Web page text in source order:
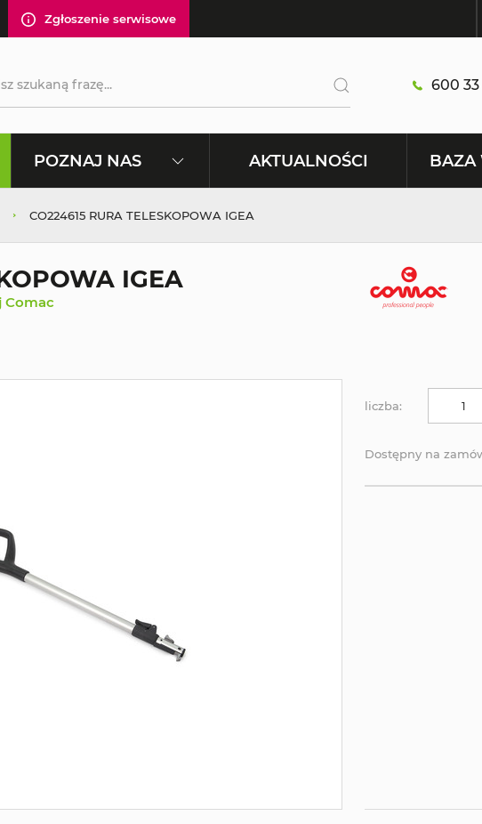
Zgłoszenie serwisowe
600 33
POZNAJ NAS AKTUALNOŚCI BAZA
CO224615 RURA TELESKOPOWA IGEA
IGEA
Comac
liczba:
Dostępny na